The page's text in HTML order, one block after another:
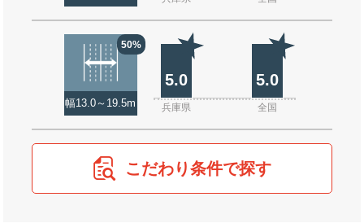
50%
幅13.0～19.5m
5.0 5.0
兵庫県 全国
こだわり条件で探す